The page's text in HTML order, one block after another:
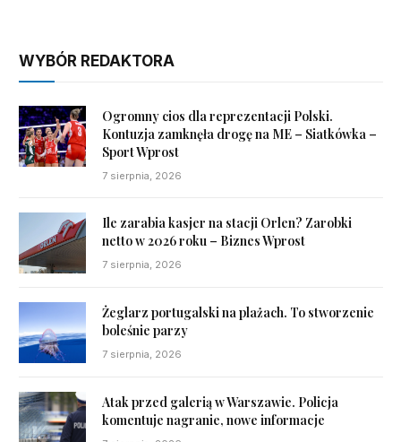
WYBÓR REDAKTORA
Ogromny cios dla reprezentacji Polski.
Kontuzja zamknęła drogę na ME – Siatkówka –
Sport Wprost
7 sierpnia, 2026
Ile zarabia kasjer na stacji Orlen? Zarobki
netto w 2026 roku – Biznes Wprost
7 sierpnia, 2026
Żeglarz portugalski na plażach. To stworzenie
boleśnie parzy
7 sierpnia, 2026
Atak przed galerią w Warszawie. Policja
komentuje nagranie, nowe informacje